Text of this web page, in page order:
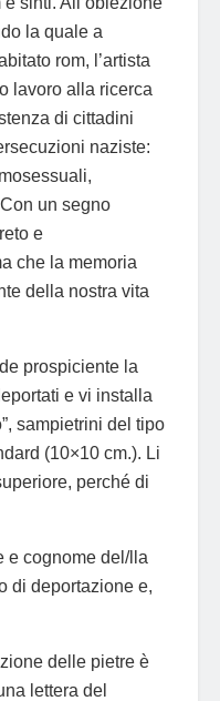
la quale a
rom, l’artista
lavoro alla ricerca
di cittadini
naziste:
un segno
e
che la memoria
della nostra vita
prospiciente la
e vi installa
sampietrini del tipo
(10×10 cm.). Li
perché di
e cognome del/lla
di deportazione e,
delle pietre è
lettera del